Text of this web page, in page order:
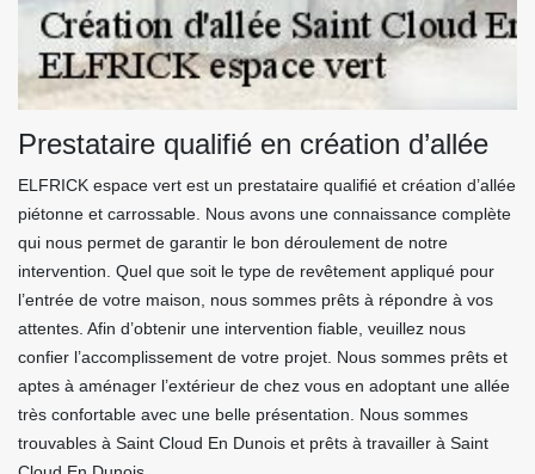
Prestataire qualifié en création d’allée
ELFRICK espace vert est un prestataire qualifié et création d’allée
piétonne et carrossable. Nous avons une connaissance complète
qui nous permet de garantir le bon déroulement de notre
intervention. Quel que soit le type de revêtement appliqué pour
l’entrée de votre maison, nous sommes prêts à répondre à vos
attentes. Afin d’obtenir une intervention fiable, veuillez nous
confier l’accomplissement de votre projet. Nous sommes prêts et
aptes à aménager l’extérieur de chez vous en adoptant une allée
très confortable avec une belle présentation. Nous sommes
trouvables à Saint Cloud En Dunois et prêts à travailler à Saint